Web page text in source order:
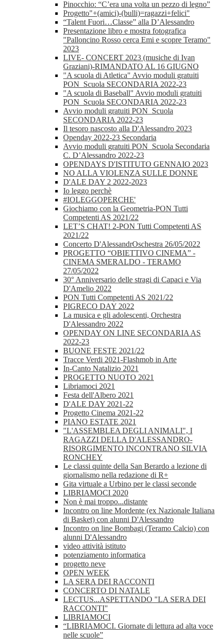
Pinocchio: “C’era una volta un pezzo di legno”
Progetto"+(amici)-(bulli)=ragazzi+felici"
“Talent Fuori…Classe” alla D’Alessandro
Presentazione libro e mostra fotografica
"Palloncino Rosso cerca Emi e scopre Teramo"
2023
LIVE- CONCERT 2023 (musiche di Ivan
Graziani)-RIMANDATO AL 16 GIUGNO
"A scuola di Atletica" Avvio moduli gratuiti
PON_Scuola SECONDARIA 2022-23
"A scuola di Baseball" Avvio moduli gratuiti
PON_Scuola SECONDARIA 2022-23
Avvio moduli gratuiti PON_Scuola
SECONDARIA 2022-23
Il tesoro nascosto alla D'Alessandro 2023
Openday 2022-23 Secondaria
Avvio moduli gratuiti PON_Scuola Secondaria
C. D’Alessandro 2022-23
OPENDAYS D'ISTITUTO GENNAIO 2023
NO ALLA VIOLENZA SULLE DONNE
D'ALE DAY 2 2022-2023
Io leggo perchè
#IOLEGGOPERCHE'
Giochiamo con la Geometria-PON Tutti
Competenti AS 2021/22
LET’S CHAT! 2-PON Tutti Competenti AS
2021/22
Concerto D'AlessandrOschestra 26/05/2022
PROGETTO “OBIETTIVO CINEMA” -
CINEMA SMERALDO - TERAMO
27/05/2022
30° Anniversario delle stragi di Capaci e Via
D'Amelio 2022
PON Tutti Competenti AS 2021/22
PIGRECO DAY 2022
La musica e gli adolescenti, Orchestra
D'Alessandro 2022
OPENDAY ON LINE SECONDARIA AS
2022-23
BUONE FESTE 2021/22
Tracce Verdi 2021-Flashmob in Arte
In-Canto Natalizio 2021
PROGETTO NUOTO 2021
Libriamoci 2021
Festa dell'Albero 2021
D'ALE DAY 2021-22
Progetto Cinema 2021-22
PIANO ESTATE 2021
"L'ASSEMBLEA DEGLI ANIMALI", I
RAGAZZI DELLA D'ALESSANDRO-
RISORGIMENTO INCONTRANO SILVIA
RONCHEY
Le classi quinte della San Berardo a lezione di
giornalismo nella redazione di R+
Gita virtuale a Urbino per le classi seconde
LIBRIAMOCI 2020
Non è mai troppo...distante
Incontro on line Mordente (ex Nazionale Italiana
di Basket) con alunni D'Alessandro
Incontro on line Bombagi (Teramo Calcio) con
alunni D'Alessandro
video attività istituto
potenziamento informatica
progetto neve
OPEN WEEK
LA SERA DEI RACCONTI
CONCERTO DI NATALE
LECTUS...ASPETTANDO "LA SERA DEI
RACCONTI"
LIBRIAMOCI
“LIBRIAMOCI. Giornate di lettura ad alta voce
nelle scuole”